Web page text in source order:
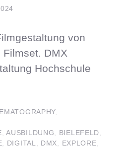
von
DMX
Hochschule
,
,AUSBILDUNG BIELEFELD
DIGITAL DMX EXPLORE